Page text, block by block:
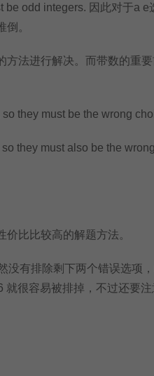
odd integers. 因此对于a e
。
法进行解决。而带数的重要
they must be the wrong
they must also be the wrong
比比较高的解题方法。
有排除剩下两个错误选项
就很容易被排掉，不过还要注